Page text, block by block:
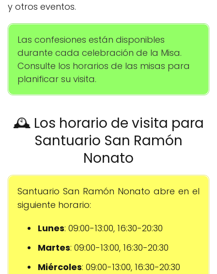
y otros eventos.
Las confesiones están disponibles
durante cada celebración de la Misa.
Consulte los horarios de las misas para
planificar su visita.
🕰️ Los horario de visita para
Santuario San Ramón
Nonato
Santuario San Ramón Nonato abre en el
siguiente horario:
Lunes: 09:00-13:00, 16:30-20:30
Martes: 09:00-13:00, 16:30-20:30
Miércoles: 09:00-13:00, 16:30-20:30